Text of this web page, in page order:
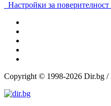
Настройки за
Copyright © 1998-2026 Dir.bg /